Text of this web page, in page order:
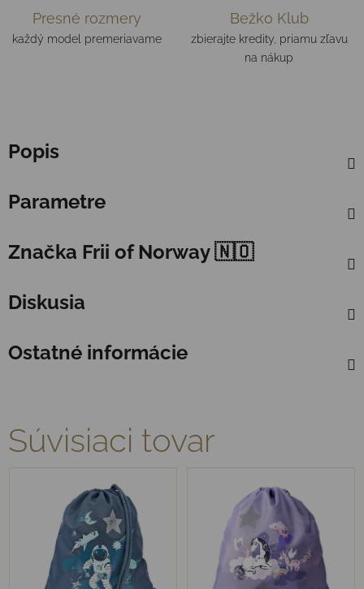
Presné rozmery
každý model premeriavame
Bežko Klub
zbierajte kredity, priamu zľavu
na nákup
Popis
Parametre
Značka Frii of Norway 🇳🇴
Diskusia
Ostatné informácie
Súvisiaci tovar